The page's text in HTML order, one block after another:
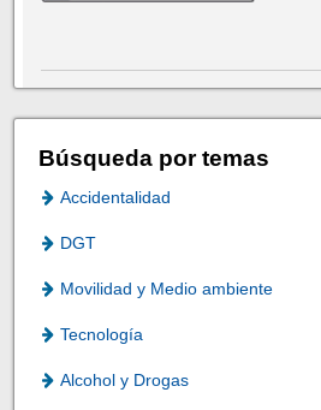
Búsqueda por temas
Accidentalidad
DGT
Movilidad y Medio ambiente
Tecnología
Alcohol y Drogas